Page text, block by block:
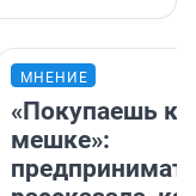
МНЕНИЕ
«Покупаешь
мешке»: